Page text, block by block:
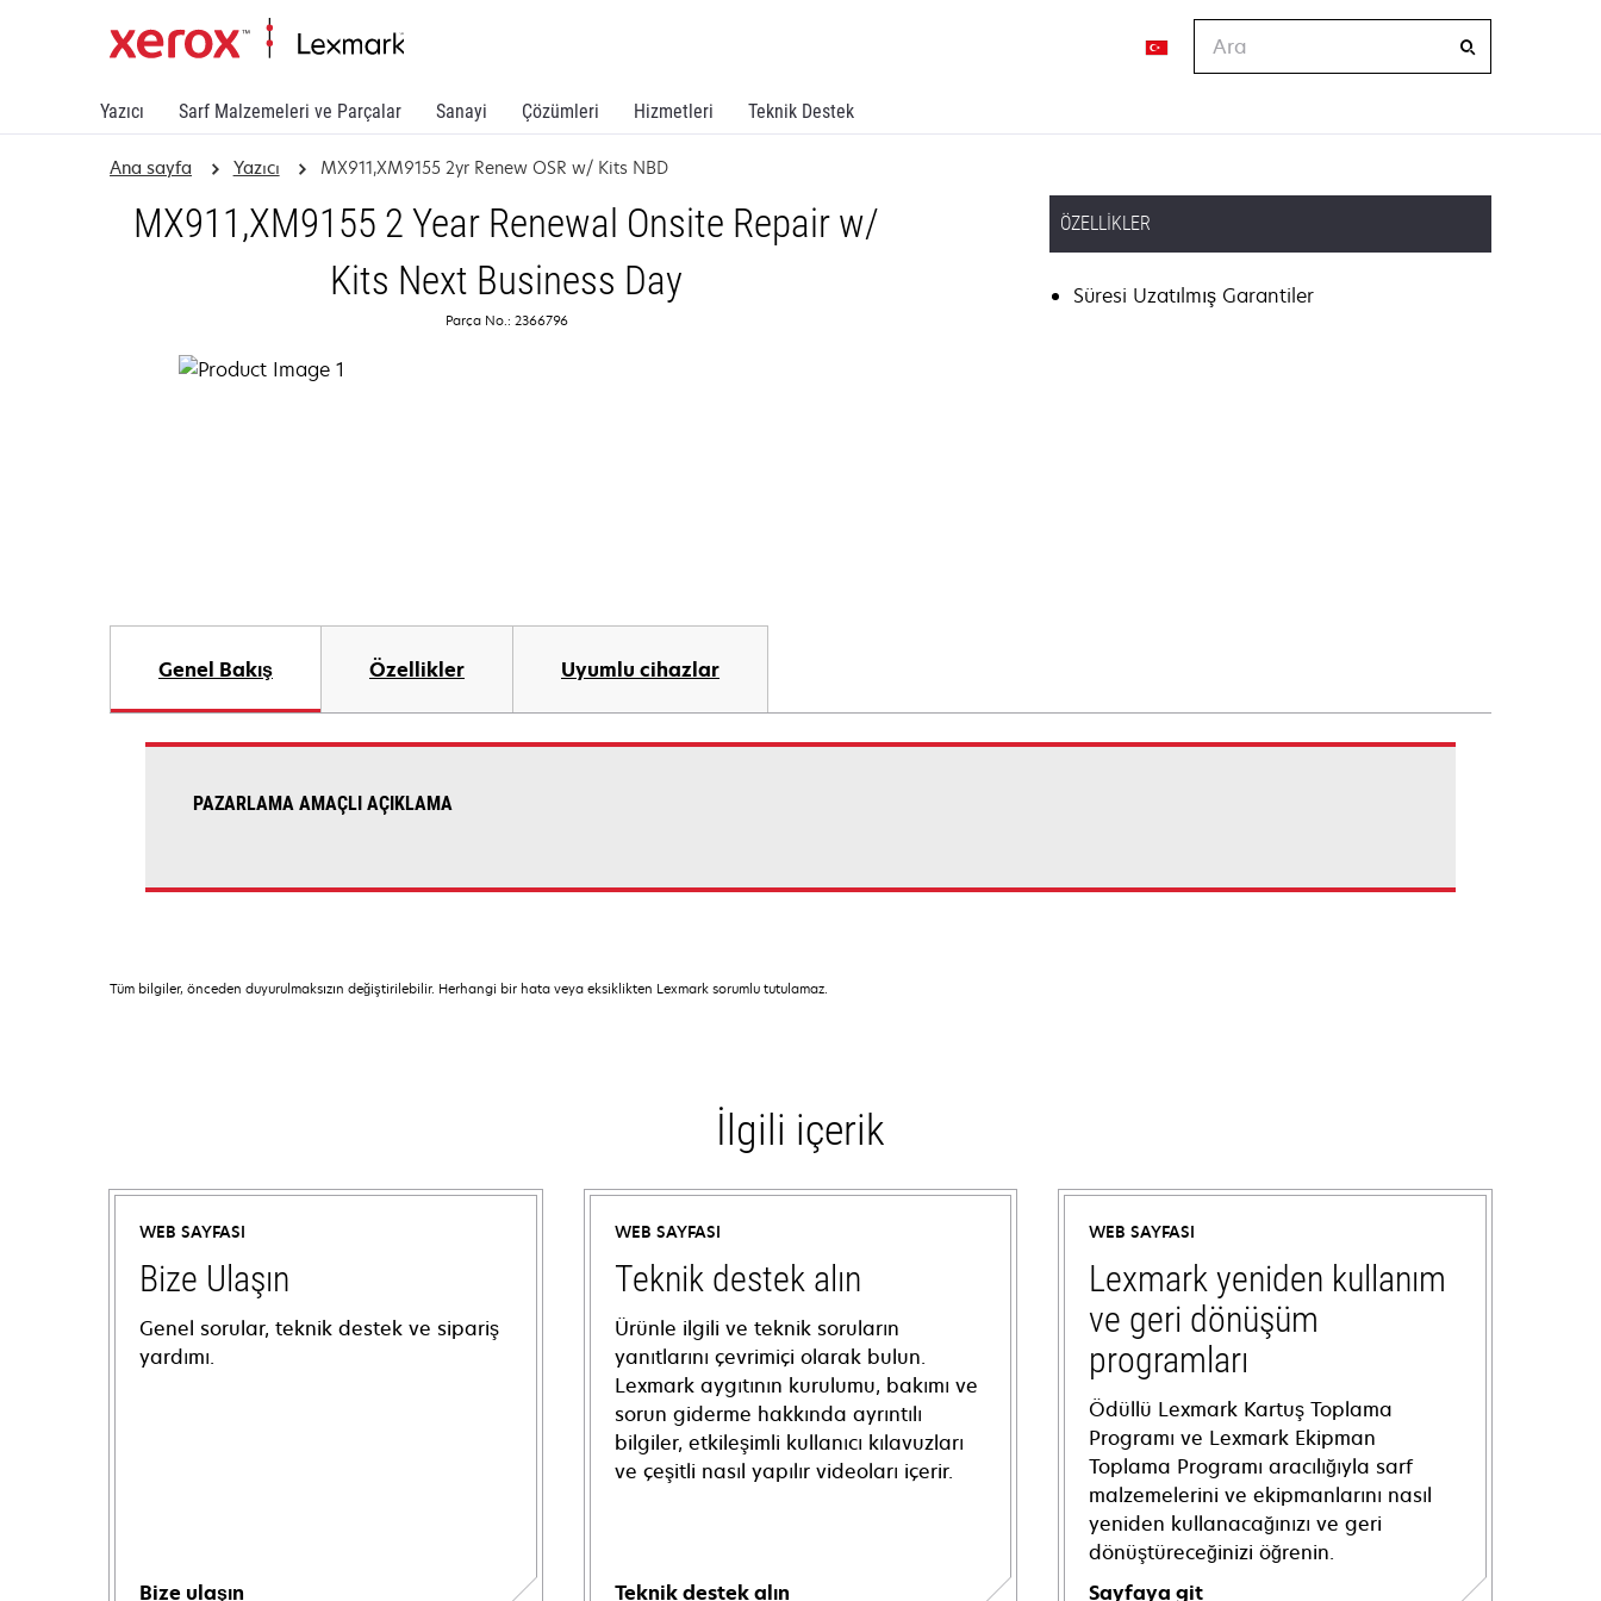
Yazıcı Sarf Malzemeleri ve Parçalar Sanayi Çözümleri Hizmetleri Teknik Destek
Ana sayfa Yazıcı MX911,XM9155 2yr Renew OSR w/ Kits NBD
MX911,XM9155 2 Year Renewal Onsite Repair w/
Kits Next Business Day
Parça No.: 2366796
ÖZELLIKLER
Süresi Uzatılmış Garantiler
Genel Bakış Özellikler Uyumlu cihazlar
PAZARLAMA AMAÇLI AÇIKLAMA
Tüm bilgiler, önceden duyurulmaksızın değiştirilebilir. Herhangi bir hata veya eksiklikten Lexmark sorumlu tutulamaz.
İlgili içerik
WEB SAYFASI
Bize Ulaşın
Genel sorular, teknik destek ve sipariş
yardımı.
Bize ulaşın
WEB SAYFASI
Teknik destek alın
Ürünle ilgili ve teknik soruların
yanıtlarını çevrimiçi olarak bulun.
Lexmark aygıtının kurulumu, bakımı ve
sorun giderme hakkında ayrıntılı
bilgiler, etkileşimli kullanıcı kılavuzları
ve çeşitli nasıl yapılır videoları içerir.
Teknik destek alın
WEB SAYFASI
Lexmark yeniden kullanım
ve geri dönüşüm
programları
Ödüllü Lexmark Kartuş Toplama
Programı ve Lexmark Ekipman
Toplama Programı aracılığıyla sarf
malzemelerini ve ekipmanlarını nasıl
yeniden kullanacağınızı ve geri
dönüştüreceğinizi öğrenin.
Sayfaya git